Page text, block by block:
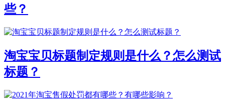
些？
淘宝宝贝标题制定规则是什么？怎么测试
标题？